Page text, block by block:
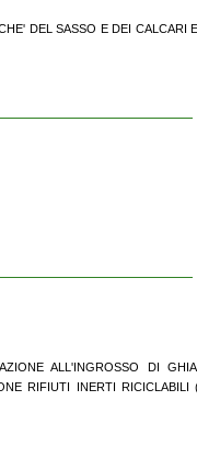
DEL SASSO E DEI CALCARI
ALL'INGROSSO DI
RIFIUTI INERTI RICICLABILI